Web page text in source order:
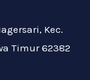
Kec.
Timur 62382